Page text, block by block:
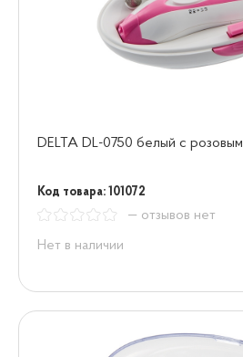
DELTA DL-0750 белый с розовым
Код товара: 101072
— отзывов нет
Нет в наличии